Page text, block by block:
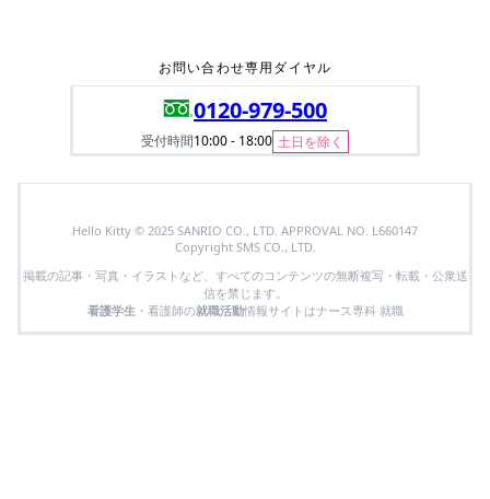
お問い合わせ専用ダイヤル
0120-979-500
受付時間10:00 - 18:00 土日を除く
Hello Kitty © 2025 SANRIO CO., LTD. APPROVAL NO. L660147
Copyright SMS CO., LTD.
掲載の記事・写真・イラストなど、すべてのコンテンツの無断複写・転載・公衆送
信を禁じます。
看護学生 ・看護師の就職活動情報サイトはナース専科 就職